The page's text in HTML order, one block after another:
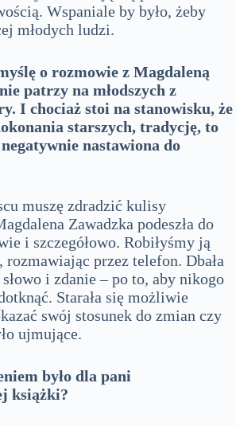
Wspaniale by było, żeby
młodych ludzi.
o rozmowie z Magdaleną
patrzy na młodszych z
I chociaż stoi na stanowisku, że
starszych, tradycję, to
nastawiona do
muszę zdradzić kulisy
Zawadzka podeszła do
i szczegółowo. Robiłyśmy ją
przez telefon. Dbała
i zdanie – po to, aby nikogo
Starała się możliwie
swój stosunek do zmian czy
ujmujące.
było dla pani
książki?